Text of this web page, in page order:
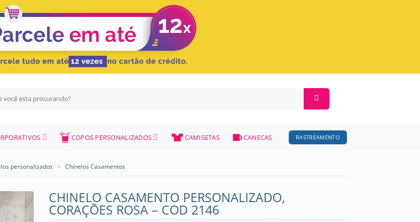
COPOS PERSONALIZADOS CAMISETAS CANECAS RASTREAMENTO
personalizados » Chinelos Casamentos
CHINELO CASAMENTO PERSONALIZADO,
CORAÇÕES ROSA – COD 2146